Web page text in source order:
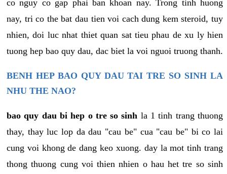
co nguy co gap phai ban khoan nay. Trong tinh huong
nay, tri co the bat dau tien voi cach dung kem steroid, tuy
nhien, doi luc nhat thiet quan sat tieu phau de xu ly hien
tuong hep bao quy dau, dac biet la voi nguoi truong thanh.
BENH HEP BAO QUY DAU TAI TRE SO SINH LA
NHU THE NAO?
bao quy dau bi hep o tre so sinh la 1 tinh trang thuong
thay, thay luc lop da dau "cau be" cua "cau be" bi co lai
cung voi khong de dang keo xuong. day la mot tinh trang
thong thuong cung voi thien nhien o hau het tre so sinh